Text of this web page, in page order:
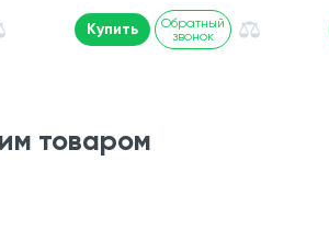
Купить
Обратный
звонок
товаром